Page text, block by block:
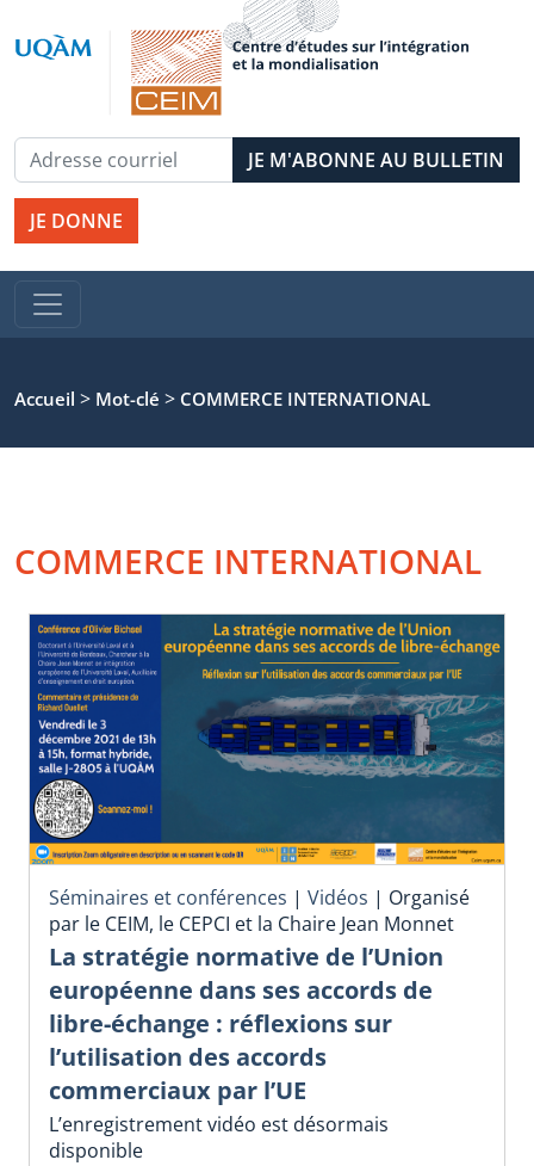
JE DONNE
Accueil > Mot-clé > COMMERCE INTERNATIONAL
COMMERCE INTERNATIONAL
Séminaires et conférences | Vidéos | Organisé
par le CEIM, le CEPCI et la Chaire Jean Monnet
La stratégie normative de l’Union
européenne dans ses accords de
libre-échange : réflexions sur
l’utilisation des accords
commerciaux par l’UE
L’enregistrement vidéo est désormais
disponible